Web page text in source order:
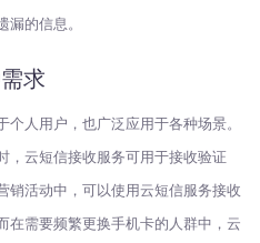
的信息。
求
人用户，也广泛应用于各种场景。
，云短信接收服务可用于接收验证
销活动中，可以使用云短信服务接收
在需要频繁更换手机卡的人群中，云